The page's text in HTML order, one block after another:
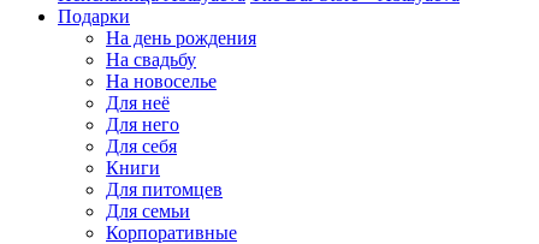
Подарки
На день рождения
На свадьбу
На новоселье
Для неё
Для него
Для себя
Книги
Для питомцев
Для семьи
Корпоративные